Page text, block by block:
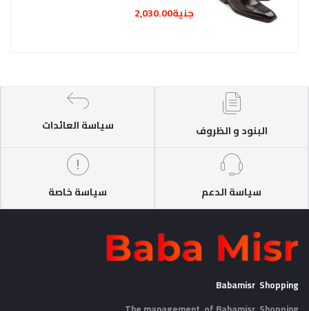
جنية2,030.00
البنود و الظروف سياسة العائدات
سياسة الدعم سياسة خاصة
Babamisr Shopping